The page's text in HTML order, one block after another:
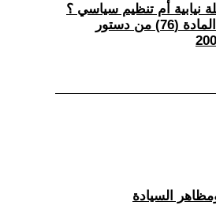
نيابية أم تنظيم سياسي ؟
دراسة تحليلية في ضوء المادة (76) من دستور